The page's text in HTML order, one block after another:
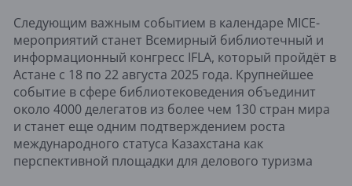
Следующим важным событием в календаре MICE-
мероприятий станет Всемирный библиотечный и
информационный конгресс IFLA, который пройдёт в
Астане с 18 по 22 августа 2025 года. Крупнейшее
событие в сфере библиотековедения объединит
около 4000 делегатов из более чем 130 стран мира
и станет еще одним подтверждением роста
международного статуса Казахстана как
перспективной площадки для делового туризма